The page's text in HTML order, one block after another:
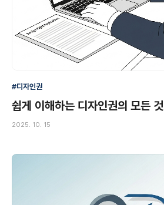
#디자인권
쉽게 이해하는 디자인권의 모든 것
2025. 10. 15